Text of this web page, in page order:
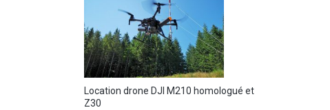
Location drone DJI M210 homologué et
Z30